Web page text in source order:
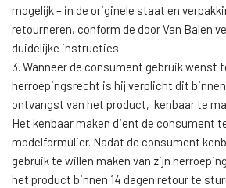
mogelijk – in de originele staat en
retourneren, conform de door Van Balen
duidelijke instructies.
3. Wanneer de consument gebruik wenst
herroepingsrecht is hij verplicht dit binnen
ontvangst van het product, kenbaar te
Het kenbaar maken dient de consument
modelformulier. Nadat de consument
gebruik te willen maken van zijn
het product binnen 14 dagen retour te